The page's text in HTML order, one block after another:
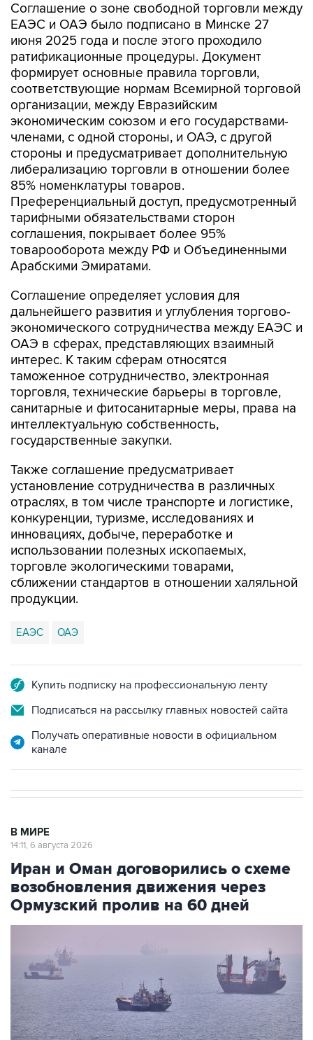
Соглашение о зоне свободной торговли между
ЕАЭС и ОАЭ было подписано в Минске 27
июня 2025 года и после этого проходило
ратификационные процедуры. Документ
формирует основные правила торговли,
соответствующие нормам Всемирной торговой
организации, между Евразийским
экономическим союзом и его государствами-
членами, с одной стороны, и ОАЭ, с другой
стороны и предусматривает дополнительную
либерализацию торговли в отношении более
85% номенклатуры товаров.
Преференциальный доступ, предусмотренный
тарифными обязательствами сторон
соглашения, покрывает более 95%
товарооборота между РФ и Объединенными
Арабскими Эмиратами.
Соглашение определяет условия для
дальнейшего развития и углубления торгово-
экономического сотрудничества между ЕАЭС и
ОАЭ в сферах, представляющих взаимный
интерес. К таким сферам относятся
таможенное сотрудничество, электронная
торговля, технические барьеры в торговле,
санитарные и фитосанитарные меры, права на
интеллектуальную собственность,
государственные закупки.
Также соглашение предусматривает
установление сотрудничества в различных
отраслях, в том числе транспорте и логистике,
конкуренции, туризме, исследованиях и
инновациях, добыче, переработке и
использовании полезных ископаемых,
торговле экологическими товарами,
сближении стандартов в отношении халяльной
продукции.
ЕАЭС ОАЭ
Купить подписку на профессиональную ленту
Подписаться на рассылку главных новостей сайта
Получать оперативные новости в официальном
канале
В МИРЕ
14:11, 6 августа 2026
Иран и Оман договорились о схеме
возобновления движения через
Ормузский пролив на 60 дней